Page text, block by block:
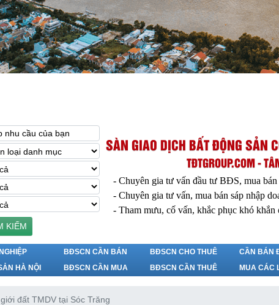
KIẾM
SÀN GIAO DỊCH BẤT ĐỘNG SẢN
TĐTGROUP.COM -
- Chuyên gia tư vấn đầu tư BĐS, mua
- Chuyên gia tư vấn, mua bán sáp nhập
- Tham mưu, cố vấn, khắc phục khó
HÀ NỘI
BĐSCN CẦN BÁN
BĐSCN CẦN MUA
BĐSCN CHO THUÊ
BĐSCN CẦN THUÊ
CẦN BÁN
MUA CÁC
đất TMDV tại Sóc Trăng